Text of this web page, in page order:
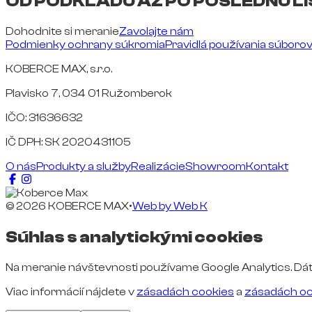
Dohodnite si meranieZavolajte nám
Podmienky ochrany súkromiaPravidlá používania
KOBERCE MAX, s.r.o.
Plavisko 7, 034 01 Ružomberok
IČO: 31636632
IČ DPH: SK 2020431105
O násProdukty a službyRealizácieShowroomKontakt
© 2026 KOBERCE MAX•Web byWeb K
Súhlas s analytickými cookies
Na meranie návštevnosti používame Google Analytics.
Viac informácií nájdete v zásadách cookies a zásadách